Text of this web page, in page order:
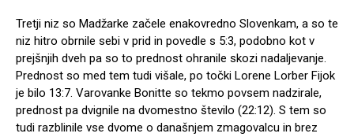
Tretji niz so Madžarke začele enakovredno Slovenkam, a so te
niz hitro obrnile sebi v prid in povedle s 5:3, podobno kot v
prejšnjih dveh pa so to prednost ohranile skozi nadaljevanje.
Prednost so med tem tudi višale, po točki Lorene Lorber Fijok
je bilo 13:7. Varovanke Bonitte so tekmo povsem nadzirale,
prednost pa dvignile na dvomestno število (22:12). S tem so
tudi razblinile vse dvome o današnjem zmagovalcu in brez